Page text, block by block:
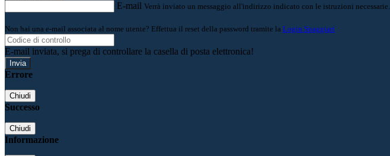
E-mail Verrà inviato un messaggio all'indirizzo indicato con le istruzioni necessarie.
Non hai una e-mail associata al nome utente? Effettua il reset della password tramite la Login Spaggiari
E-mail inviata, si prega di controllare la casella di posta elettronica!
Errore
Chiudi
Successo
Chiudi
Informazione